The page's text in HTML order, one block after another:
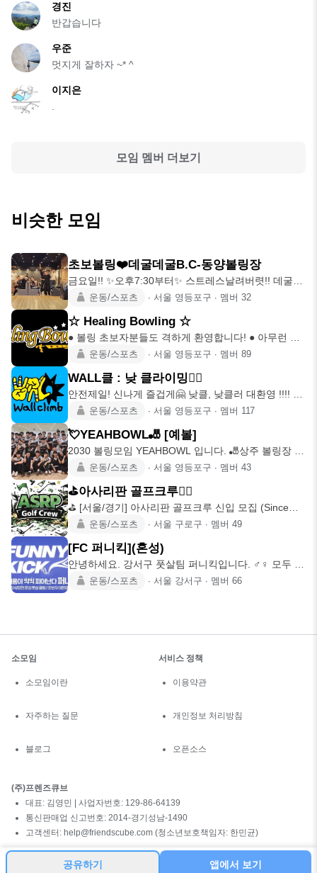
경진
반갑습니다
우준
멋지게 잘하자 ~* ^
이지은
.
모임 멤버 더보기
비슷한 모임
초보볼링❤️데굴데굴B.C-동양볼링장
금요일!! ✨오후7:30부터✨ 스트레스날려버렷!! 데굴데
굴 굴리면서 재
운동/스포츠 ∙ 서울 영등포구 ∙ 멤버 32
☆ Healing Bowling ☆
● 볼링 초보자분들도 격하게 환영합니다! ● 아무런 준
비가 필요없음! 모
운동/스포츠 ∙ 서울 영등포구 ∙ 멤버 89
WALL클 : 낮 클라이밍🧗‍♀️
안전제일! 신나게 즐겁게🤗 낮클, 낮클러 대환영 !!!! 평
일 낮에 모
운동/스포츠 ∙ 서울 영등포구 ∙ 멤버 117
💘YEAHBOWL🎳 [예볼]
2030 볼링모임 YEAHBOWL 입니다. 🎳상주 볼링장 영
등포 정석볼
운동/스포츠 ∙ 서울 영등포구 ∙ 멤버 43
⛳️아사리판 골프크루🏌‍♂️
⛳️ [서울/경기] 아사리판 골프크루 신입 모집 (Since
2024.운동/스포츠 ∙ 서울 구로구 ∙ 멤버 49
[FC 퍼니킥](혼성)
안녕하세요. 강서구 풋살팀 퍼니킥입니다. ♂️♀️ 모두 축
구,풋살을 퍼니
운동/스포츠 ∙ 서울 강서구 ∙ 멤버 66
공유하기 앱에서 보기
소모임
소모임이란
자주하는 질문
블로그
서비스 정책
이용약관
개인정보 처리방침
오픈소스
(주)프렌즈큐브
대표: 김영민 | 사업자번호: 129-86-64139
통신판매업 신고번호: 2014-경기성남-1490
고객센터: help@friendscube.com (청소년보호책임자: 한민균)